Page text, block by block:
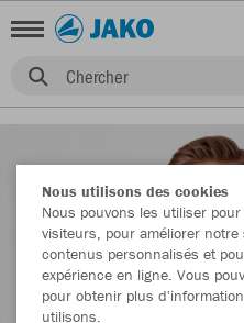
Chercher
Nous utilisons des cookies
Nous pouvons les utiliser
visiteurs, pour améliorer
contenus personnalisés et
expérience en ligne. Vous
pour obtenir plus
utilisons.